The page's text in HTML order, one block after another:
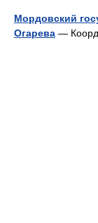
Мордовский
Огарева —